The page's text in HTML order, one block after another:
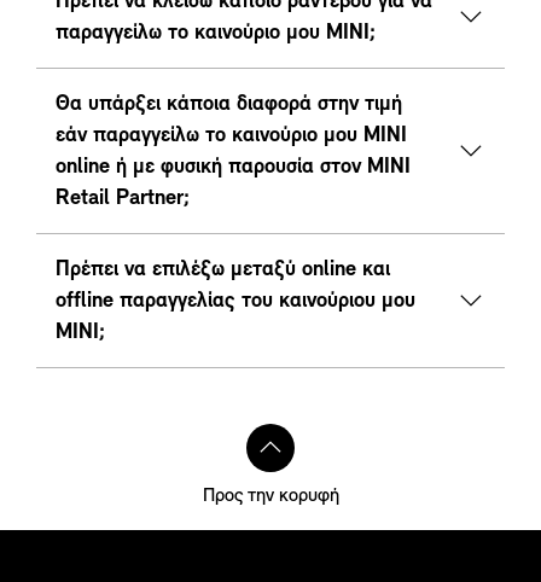
παραγγείλω το καινούριο μου MINI;
Θα υπάρξει κάποια διαφορά στην τιμή
εάν παραγγείλω το καινούριο μου MINI
online ή με φυσική παρουσία στον ΜΙΝΙ
Retail Partner;
Πρέπει να επιλέξω μεταξύ online και
offline παραγγελίας του καινούριου μου
ΜΙΝΙ;
Προς την κορυφή